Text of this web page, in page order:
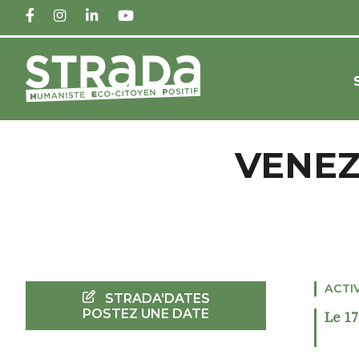
FACEBOOKINSTAGRAM
LINKEDINYOUTUBE
Le
STRADA'DATES
POSTEZ UNE DATE